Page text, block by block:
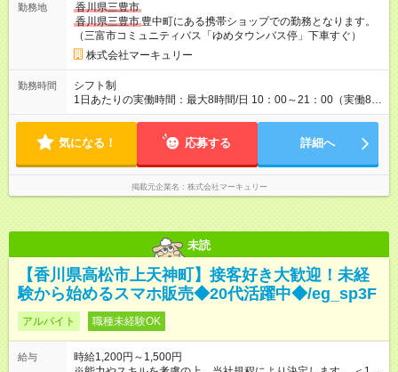
アップも叶えています。 1人ひとりの成長や頑張りに対してもし
っかり還元をしていく制度が確立しています！ 【試用期間】試
用期間なし
勤務地
香川県三豊市
香川県三豊市 豊中町にある携帯ショップでの勤務となります。
（三富市コミュニティバス「ゆめタウンバス停」下車すぐ）
株式会社マーキュリー
勤務時間
シフト制
1日あたりの実働時間：最大8時間/日 10：00～21：00（実働8時
間／休憩1時間） ＜シフト例＞ 10：00～19：00 12：00～21：
の両立も叶います！
気になる！ 応募する 詳細へ
掲載元企業名 株式会社マーキュリー
未読
【香川県高松市上天神町】接客好き大歓迎！未経
験から始めるスマホ販売◆20代活躍中◆/eg_sp3F
アルバイト 職種未経験OK
給与
時給1,200円～1,500円